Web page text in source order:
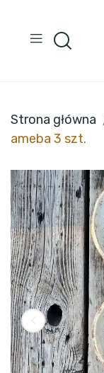
Strona główna
ameba 3 szt.